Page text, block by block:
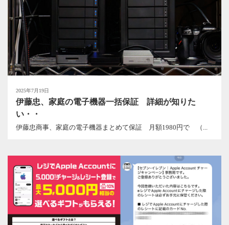
2025年7月19日
伊藤忠、家庭の電子機器一括保証 詳細が知りた
い・・
伊藤忠商事、家庭の電子機器まとめて保証 月額1980円で （...